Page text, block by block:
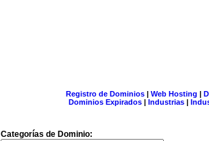
Registro de Dominios| Web Hosting |
Dominios Expirados | Industrias |
Categorías de Dominio: